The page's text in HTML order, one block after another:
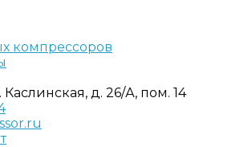
компрессоров
Каслинская, д. 26/А, пом. 14